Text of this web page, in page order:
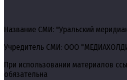
Название СМИ: "Уральский
Учредитель СМИ: ООО
При использовании материалов
обязательна